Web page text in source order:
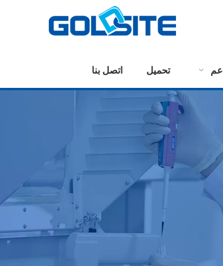
تحميل اتصل بنا